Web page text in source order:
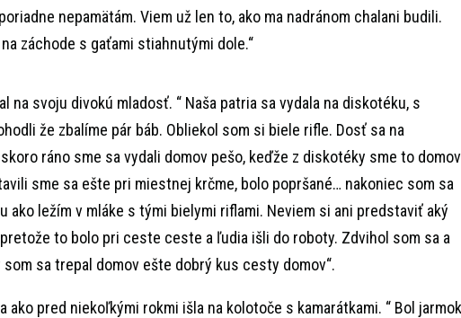
nepamätám. Viem už len to, ako ma nadránom chalani budili.
záchode s gaťami stiahnutými dole.“
na svoju divokú mladosť. “ Naša patria sa vydala na diskotéku, s
že zbalíme pár báb. Obliekol som si biele rifle. Dosť sa na
ráno sme sa vydali domov pešo, keďže z diskotéky sme to domov
sme sa ešte pri miestnej krčme, bolo popršané… nakoniec som sa
ako ležím v mláke s tými bielymi riflami. Neviem si ani predstaviť aký
to bolo pri ceste ceste a ľudia išli do roboty. Zdvihol som sa a
som sa trepal domov ešte dobrý kus cesty domov“.
ako pred niekoľkými rokmi išla na kolotoče s kamarátkami. “ Bol